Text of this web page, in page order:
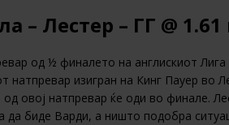
– Лестер – ГГ @
од ½ финалето на англискиот
натпревар изигран на Кинг Пауер во
од овој натпревар ќе оди во финале.
да биде Варди, а ништо подобра